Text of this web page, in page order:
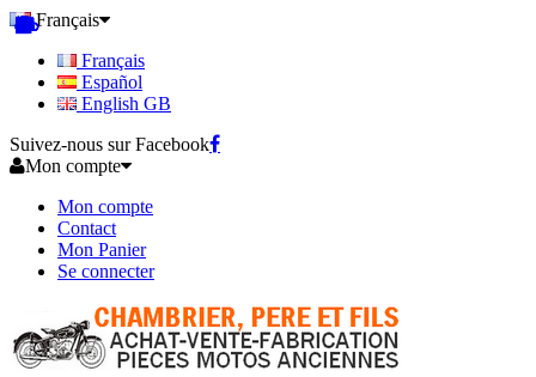
Français
Français
Español
English GB
Suivez-nous sur Facebook
Mon compte
Mon compte
Contact
Mon Panier
Se connecter